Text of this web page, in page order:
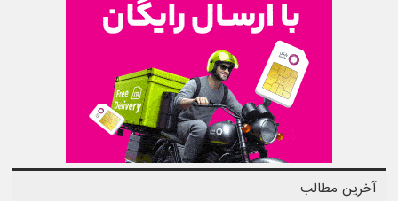
آخرین مطالب